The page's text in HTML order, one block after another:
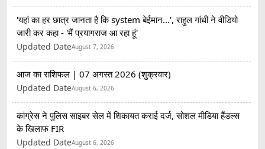
'यहां का हर छात्र जानता है कि system बेईमान...', राहुल गांधी ने वीडियो
जारी कर कहा - 'मैं प्रयागराज आ रहा हूं'
Updated DateAugust 7, 2026
आज का राशिफल | 07 अगस्त 2026 (शुक्रवार)
Updated DateAugust 6, 2026
कांग्रेस ने पुलिस साइबर सेल में शिकायत कराई दर्ज, सोशल मीडिया हैंडल्स
के खिलाफ FIR
Updated DateAugust 6, 2026